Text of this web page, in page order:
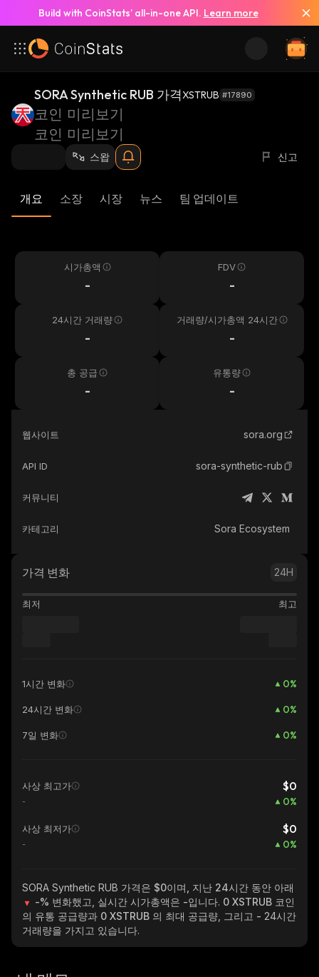
Build with CoinStats’ all-in-one API. Learn more
SORA Synthetic RUB 가격XSTRUB #17890
코인 미리보기
코인 미리보기
스왑 신고
개요 소장 시장 뉴스 팀 업데이트
시가총액
-
FDV
-
24시간 거래량
-
거래량/시가총액 24시간
-
총 공급
-
유통량
-
웹사이트 sora.org
API ID sora-synthetic-rub
커뮤니티
카테고리 Sora Ecosystem
가격 변화 24H
최저 최고
1시간 변화 0%
24시간 변화 0%
7일 변화 0%
사상 최고가 $0
- 0%
사상 최저가 $0
- 0%
SORA Synthetic RUB 가격은 $0이며, 지난 24시간 동안 아래
-% 변화했고, 실시간 시가총액은 -입니다. 0 XSTRUB 코인
의 유통 공급량과 0 XSTRUB 의 최대 공급량, 그리고 - 24시간
거래량을 가지고 있습니다.